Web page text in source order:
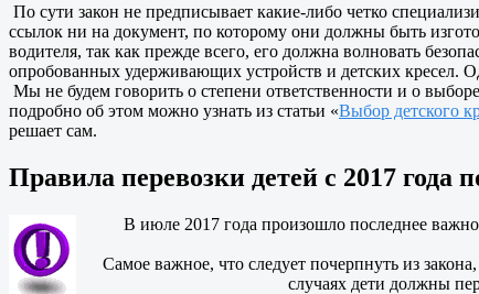
По сути закон не предписывает какие-либо четко
ссылок ни на документ, по которому они должны быть
водителя, так как прежде всего, его должна волновать
опробованных удерживающих устройств и детских кресел.
Мы не будем говорить о степени ответственности и о
подробно об этом можно узнать из статьи «Выбор детского
решает сам.
Правила перевозки детей с 2017 года
В июле 2017 года произошло последнее
Самое важное, что следует почерпнуть из
случаях дети должны